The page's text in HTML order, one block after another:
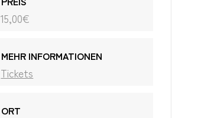
15,00€
MEHR INFORMATIONEN
Tickets
ORT